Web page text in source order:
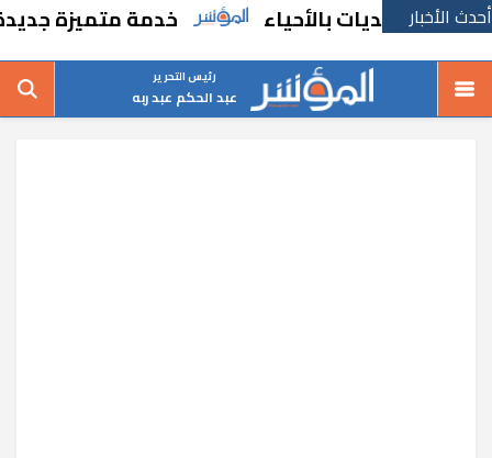
أحدث الأخباربالأحياء خدمة متميزة جديدة من
رئيس التحرير
عبد الحكم عبد ربه